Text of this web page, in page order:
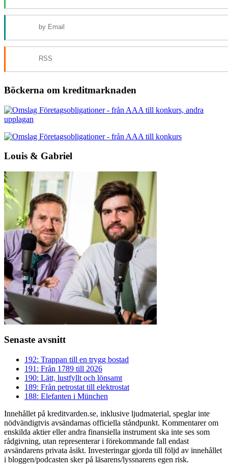
by Email
RSS
Böckerna om kreditmarknaden
Louis & Gabriel
Senaste avsnitt
192: Trappan till en trygg bostad
191: Från 1789 till 2026
190: Lätt, lustfyllt och lönsamt
189: Från petrostat till elektrostat
188: Elefanten i München
Innehållet på kreditvarden.se, inklusive ljudmaterial, speglar inte
nödvändigtvis avsändarnas officiella ståndpunkt. Kommentarer om
enskilda aktier eller andra finansiella instrument ska inte ses som
rådgivning, utan representerar i förekommande fall endast
avsändarens privata åsikt. Investeringar gjorda till följd av innehållet
i bloggen/podcasten sker på läsarens/lyssnarens egen risk.